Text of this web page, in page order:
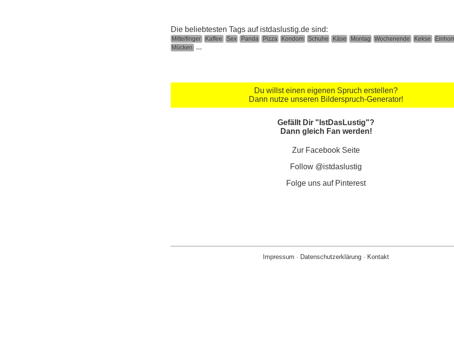
Die beliebtesten Tags auf istdaslustig.de sind:
Mittelfinger Kaffee Sex Panda Pizza Kondom Schuhe Käse Montag Wochenende Kekse
Mücken
...
Du willst einen eigenen Spruch erstellen?
Dann nutze unseren Bilderspruch-Generator!
Gefällt Dir "IstDasLustig"?
Dann gleich Fan werden!
Zur Facebook Seite
Follow @istdaslustig
Folge uns auf Pinterest
Impressum · Datenschutzerklärung · Kontakt